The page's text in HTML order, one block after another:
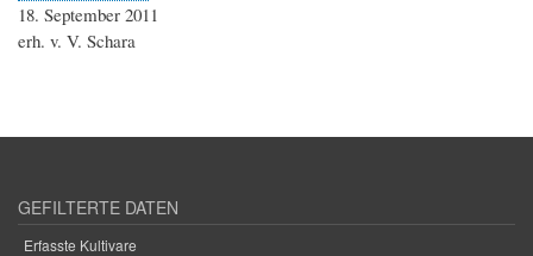
18. September 2011
erh. v. V. Schara
GEFILTERTE DATEN
Erfasste Kultivare